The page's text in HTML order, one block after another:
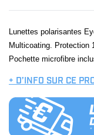
Lunettes polarisantes
Multicoating. Protection
Pochette microfibre
+ D’INFO SUR CE